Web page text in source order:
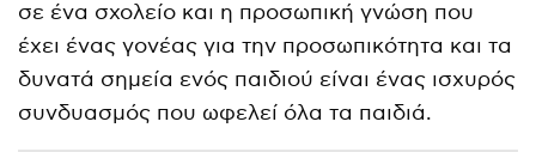
σε ένα σχολείο και η προσωπική γνώση που
έχει ένας γονέας για την προσωπικότητα και τα
δυνατά σημεία ενός παιδιού είναι ένας ισχυρός
συνδυασμός που ωφελεί όλα τα παιδιά.